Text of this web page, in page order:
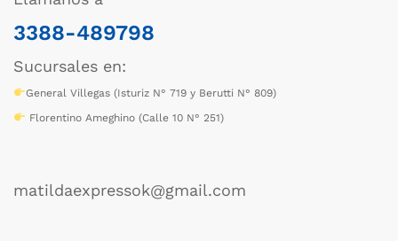
3388-489798
Sucursales en:
General Villegas (Isturiz N° 719 y Berutti N° 809)
Florentino Ameghino (Calle 10 N° 251)
matildaexpressok@gmail.com